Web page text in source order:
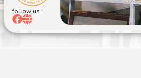
follow us :